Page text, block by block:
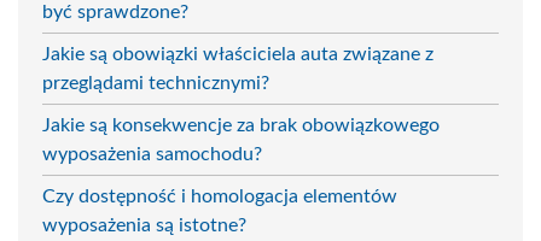
być sprawdzone?
Jakie są obowiązki właściciela auta związane z
przeglądami technicznymi?
Jakie są konsekwencje za brak obowiązkowego
wyposażenia samochodu?
Czy dostępność i homologacja elementów
wyposażenia są istotne?